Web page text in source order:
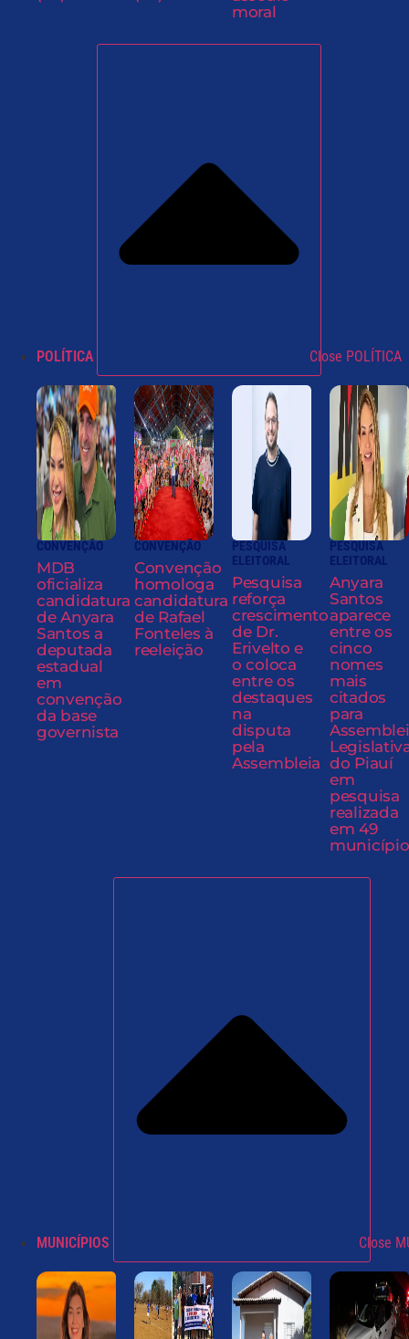
moral
POLÍTICA Close POLÍTICA
CONVENÇÃO
MDB
oficializa
candidatura
de Anyara
Santos a
deputada
estadual
em
convenção
da base
governista
CONVENÇÃO
Convenção
homologa
candidatura
de Rafael
Fonteles à
reeleição
PESQUISA
ELEITORAL
Pesquisa
reforça
crescimento
de Dr.
Erivelto e
o coloca
entre os
destaques
na
disputa
pela
Assembleia
PESQUISA
ELEITORAL
Anyara
Santos
aparece
entre os
cinco
nomes
mais
citados
para
do Piauí
em
pesquisa
realizada
em 49
MUNICÍPIOS Close